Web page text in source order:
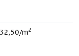
m2